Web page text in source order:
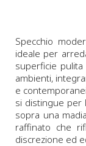
Specchio
ideale per
superficie
ambienti,
e
si distingue per
sopra una
raffinato che
discrezione ed